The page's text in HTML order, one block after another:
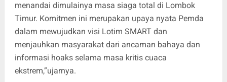
menandai dimulainya masa siaga total di Lombok
Timur. Komitmen ini merupakan upaya nyata Pemda
dalam mewujudkan visi Lotim SMART dan
menjauhkan masyarakat dari ancaman bahaya dan
informasi hoaks selama masa kritis cuaca
ekstrem,”ujarnya.